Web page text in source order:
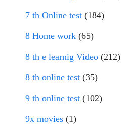
7 th Online test (184)
8 Home work (65)
8 th e learnig Video (212)
8 th online test (35)
9 th online test (102)
9x movies (1)